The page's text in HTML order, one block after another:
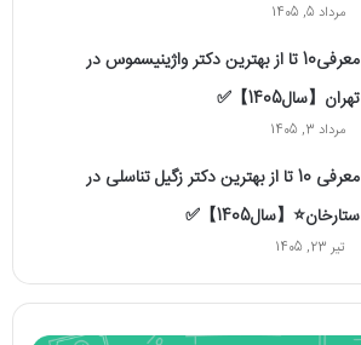
مرداد 5, 1405
معرفی10 تا از بهترین دکتر واژینیسموس در
تهران【سال1405】✅
مرداد 3, 1405
معرفی 10 تا از بهترین دکتر زگیل تناسلی در
ستارخان⭐【سال1405】✅
تیر 23, 1405